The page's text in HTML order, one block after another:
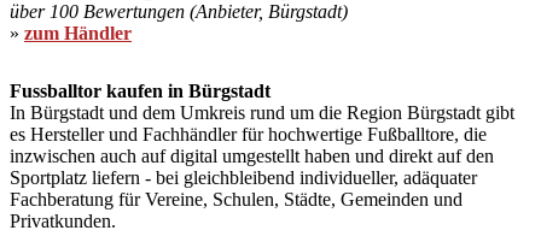
über 100 Bewertungen (Anbieter, Bürgstadt)
» zum Händler
Fussballtor kaufen in Bürgstadt
In Bürgstadt und dem Umkreis rund um die Region Bürgstadt gibt
es Hersteller und Fachhändler für hochwertige Fußballtore, die
inzwischen auch auf digital umgestellt haben und direkt auf den
Sportplatz liefern - bei gleichbleibend individueller, adäquater
Fachberatung für Vereine, Schulen, Städte, Gemeinden und
Privatkunden.